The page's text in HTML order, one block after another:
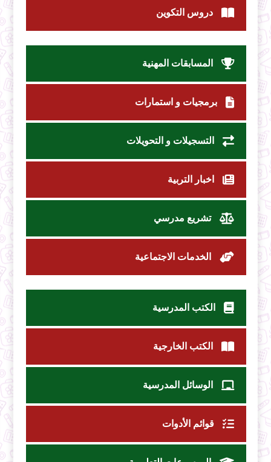
دروس التكوين
المسابقات المهنية
برمجيات و استمارات
التسجيلات و التحويلات
اخبار التربية
تشريع مدرسي
الخدمات الاجتماعية
الكتب المدرسية
الكتب الخارجية
الوسائل المدرسية
قوائم الأدوات